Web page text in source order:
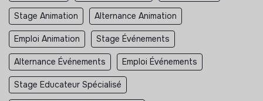
Stage Animation Alternance Animation
Emploi Animation Stage Événements
Alternance Événements Emploi Événements
Stage Educateur Spécialisé